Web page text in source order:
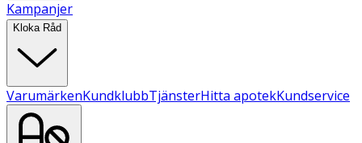
Kampanjer
Kloka Råd
VarumärkenKundklubbTjänsterHitta apotekKundservice